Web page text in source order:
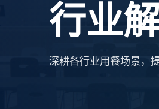
行业
深耕各行业用餐场景，